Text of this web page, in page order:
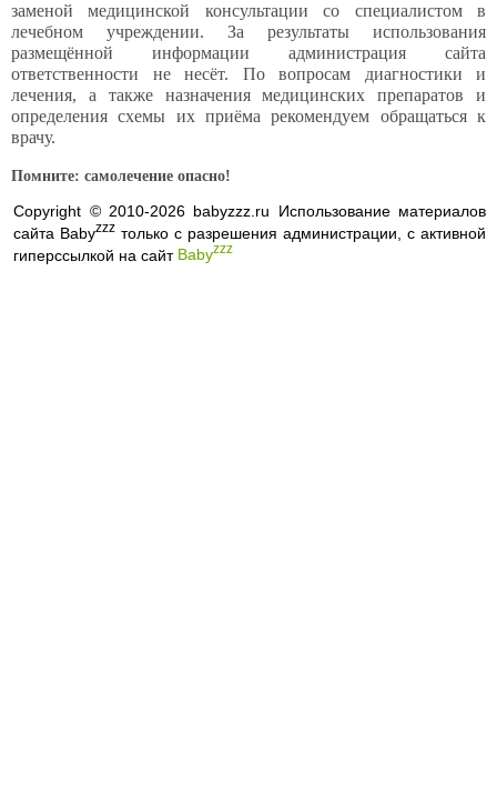
заменой медицинской консультации со специалистом в
лечебном учреждении. За результаты использования
размещённой информации администрация сайта
ответственности не несёт. По вопросам диагностики и
лечения, а также назначения медицинских препаратов и
определения схемы их приёма рекомендуем обращаться к
врачу.
Помните: самолечение опасно!
Copyright © 2010-2026 babyzzz.ru Использование материалов
сайта Babyzzz только с разрешения администрации, с активной
гиперссылкой на сайт Babyzzz